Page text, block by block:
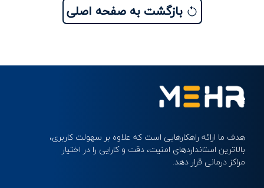
بازگشت به صفحه اصلی
مراکز درمانی قرار دهد.